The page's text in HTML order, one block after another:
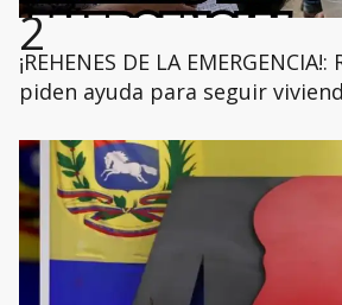
2
¡REHENES DE LA
piden ayuda para seguir